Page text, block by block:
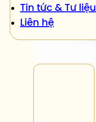
Tin tức & Tư liệu
Liên hệ